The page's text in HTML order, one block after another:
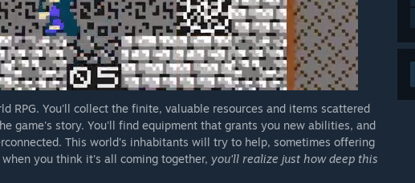
RPG. You'll collect the finite, valuable resources and items scattered
game's story. You'll find equipment that grants you new abilities, and
This world's inhabitants will try to help, sometimes offering
you think it's all coming together, you'll realize just how deep this